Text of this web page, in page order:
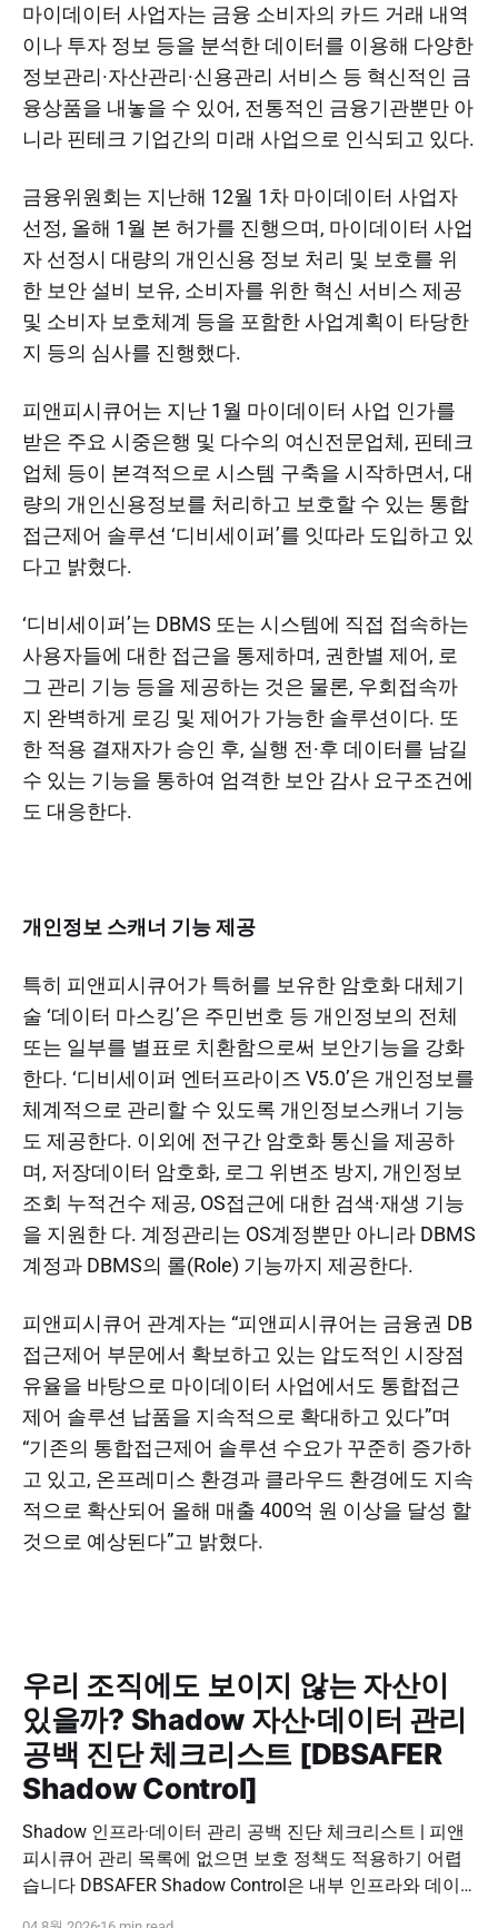
마이데이터 사업자는 금융 소비자의 카드 거래 내역
이나 투자 정보 등을 분석한 데이터를 이용해 다양한
정보관리·자산관리·신용관리 서비스 등 혁신적인 금
융상품을 내놓을 수 있어, 전통적인 금융기관뿐만 아
니라 핀테크 기업간의 미래 사업으로 인식되고 있다.
금융위원회는 지난해 12월 1차 마이데이터 사업자
선정, 올해 1월 본 허가를 진행으며, 마이데이터 사업
자 선정시 대량의 개인신용 정보 처리 및 보호를 위
한 보안 설비 보유, 소비자를 위한 혁신 서비스 제공
및 소비자 보호체계 등을 포함한 사업계획이 타당한
지 등의 심사를 진행했다.
피앤피시큐어는 지난 1월 마이데이터 사업 인가를
받은 주요 시중은행 및 다수의 여신전문업체, 핀테크
업체 등이 본격적으로 시스템 구축을 시작하면서, 대
량의 개인신용정보를 처리하고 보호할 수 있는 통합
접근제어 솔루션 ‘디비세이퍼’를 잇따라 도입하고 있
다고 밝혔다.
‘디비세이퍼’는 DBMS 또는 시스템에 직접 접속하는
사용자들에 대한 접근을 통제하며, 권한별 제어, 로
그 관리 기능 등을 제공하는 것은 물론, 우회접속까
지 완벽하게 로깅 및 제어가 가능한 솔루션이다. 또
한 적용 결재자가 승인 후, 실행 전·후 데이터를 남길
수 있는 기능을 통하여 엄격한 보안 감사 요구조건에
도 대응한다.
개인정보 스캐너 기능 제공
특히 피앤피시큐어가 특허를 보유한 암호화 대체기
술 ‘데이터 마스킹’은 주민번호 등 개인정보의 전체
또는 일부를 별표로 치환함으로써 보안기능을 강화
한다. ‘디비세이퍼 엔터프라이즈 V5.0’은 개인정보를
체계적으로 관리할 수 있도록 개인정보스캐너 기능
도 제공한다. 이외에 전구간 암호화 통신을 제공하
며, 저장데이터 암호화, 로그 위변조 방지, 개인정보
조회 누적건수 제공, OS접근에 대한 검색·재생 기능
을 지원한 다. 계정관리는 OS계정뿐만 아니라 DBMS
계정과 DBMS의 롤(Role) 기능까지 제공한다.
피앤피시큐어 관계자는 “피앤피시큐어는 금융권 DB
접근제어 부문에서 확보하고 있는 압도적인 시장점
유율을 바탕으로 마이데이터 사업에서도 통합접근
제어 솔루션 납품을 지속적으로 확대하고 있다”며
“기존의 통합접근제어 솔루션 수요가 꾸준히 증가하
고 있고, 온프레미스 환경과 클라우드 환경에도 지속
적으로 확산되어 올해 매출 400억 원 이상을 달성 할
것으로 예상된다”고 밝혔다.
우리 조직에도 보이지 않는 자산이
있을까? Shadow 자산·데이터 관리
공백 진단 체크리스트 [DBSAFER
Shadow Control]
Shadow 인프라·데이터 관리 공백 진단 체크리스트 | 피앤
피시큐어 관리 목록에 없으면 보호 정책도 적용하기 어렵
습니다 DBSAFER Shadow Control은 내부 인프라와 데이